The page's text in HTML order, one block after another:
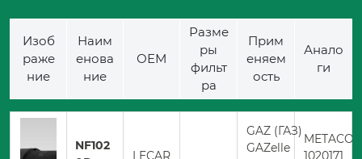
Изоб
раже
ние
Наим
енова
ние
ОЕМ
Разме
ры
фильт
ра
Прим
еняем
ость
Анало
ги
NF102
LECAR
GAZ (ГАЗ)
GAZelle
METACO
1020171